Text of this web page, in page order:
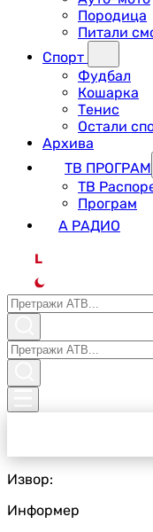
Породица
Питали
Спорт
Фудбал
Кошарка
Тенис
Остали
Архива
ТВ ПРОГРАМ
ТВ
Програм
А РАДИО
L
Извор:
Информер